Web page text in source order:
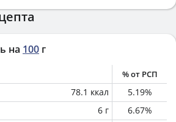
на 100 г
% от РСП
78.1 ккал 5.19%
6 г 6.67%